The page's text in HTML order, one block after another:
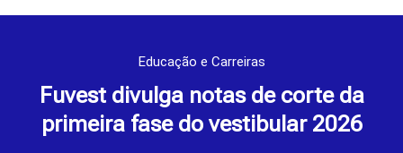
Educação e Carreiras
Fuvest divulga notas de corte da
primeira fase do vestibular 2026